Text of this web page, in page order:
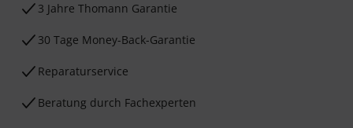
3 Jahre Thomann Garantie
30 Tage Money-Back-Garantie
Reparaturservice
Beratung durch Fachexperten